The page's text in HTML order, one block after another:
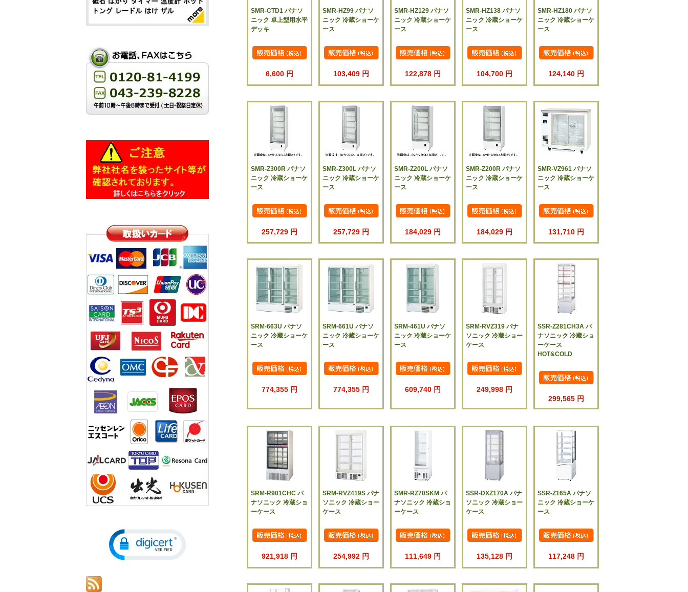
SMR-CTD1 パナソ
ニック 卓上型用水平
デッキ
6,600 円
SMR-HZ99 パナソ
ニック 冷蔵ショーケ
ース
103,409 円
SMR-HZ129 パナソ
ニック 冷蔵ショーケ
ース
122,878 円
SMR-HZ138 パナソ
ニック 冷蔵ショーケ
ース
104,700 円
SMR-HZ180 パナソ
ニック 冷蔵ショーケ
ース
124,140 円
SMR-Z300R パナソ
ニック 冷蔵ショーケ
ース
257,729 円
SMR-Z300L パナソ
ニック 冷蔵ショーケ
ース
257,729 円
SMR-Z200L パナソ
ニック 冷蔵ショーケ
ース
184,029 円
SMR-Z200R パナソ
ニック 冷蔵ショーケ
ース
184,029 円
SMR-VZ961 パナソ
ニック 冷蔵ショーケ
ース
131,710 円
SRM-663U パナソ
ニック 冷蔵ショーケ
ース
774,355 円
SRM-661U パナソ
ニック 冷蔵ショーケ
ース
774,355 円
SRM-461U パナソ
ニック 冷蔵ショーケ
ース
609,740 円
SRM-RVZ319 パナ
ソニック 冷蔵ショー
ケース
249,998 円
SSR-Z281CH3A パ
ナソニック 冷蔵ショ
ーケース
HOT&COLD
299,565 円
SRM-R901CHC パ
ナソニック 冷蔵ショ
ーケース
921,918 円
SRM-RVZ419S パナ
ソニック 冷蔵ショー
ケース
254,992 円
SMR-RZ70SKM パ
ナソニック 冷蔵ショ
ーケース
111,649 円
SSR-DXZ170A パナ
ソニック 冷蔵ショー
ケース
135,128 円
SSR-Z165A パナソ
ニック 冷蔵ショーケ
ース
117,248 円